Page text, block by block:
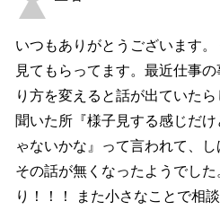
いつもありがとうございます
見てもらってます。最近仕事
り方を変えると話が出ていた
聞いた所『様子見する感じだ
ゃないかな』って言われて、
その話が無くなったようでした
り！！！ また小さなことで相